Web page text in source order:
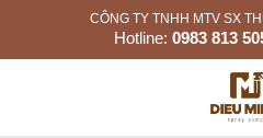
CÔNG TY TNHH MTV SX
Hotline: 0983 813